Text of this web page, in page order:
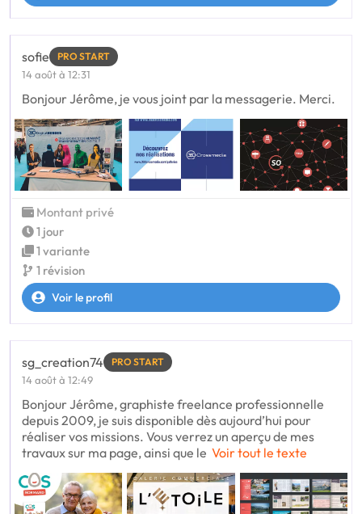
sofie PRO START
14 août à 12:31
Bonjour Jérôme, je vous joint par la messagerie. Merci.
Montant privé
1 jour
1 variante
1 révision
Voir le profil
sg_creation74 PRO START
14 août à 12:49
Bonjour Jérôme, graphiste freelance professionnelle
depuis 2009, je suis disponible dès aujourd’hui pour
réaliser vos missions. Vous verrez un aperçu de mes
travaux sur ma page, ainsi que le Voir tout le texte